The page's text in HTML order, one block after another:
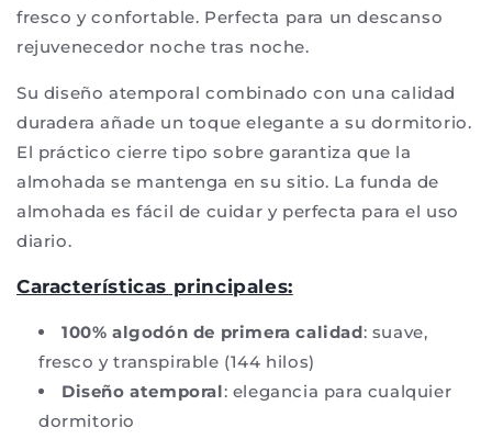
fresco y confortable. Perfecta para un descanso
rejuvenecedor noche tras noche.
Su diseño atemporal combinado con una calidad
duradera añade un toque elegante a su dormitorio.
El práctico cierre tipo sobre garantiza que la
almohada se mantenga en su sitio. La funda de
almohada es fácil de cuidar y perfecta para el uso
diario.
Características principales:
100% algodón de primera calidad: suave,
fresco y transpirable (144 hilos)
Diseño atemporal: elegancia para cualquier
dormitorio